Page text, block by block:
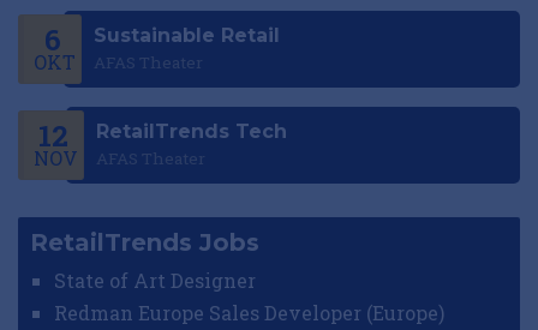
6
OKT
Sustainable Retail
AFAS Theater
12
NOV
RetailTrends Tech
AFAS Theater
RetailTrends Jobs
State of Art Designer
Redman Europe Sales Developer (Europe)